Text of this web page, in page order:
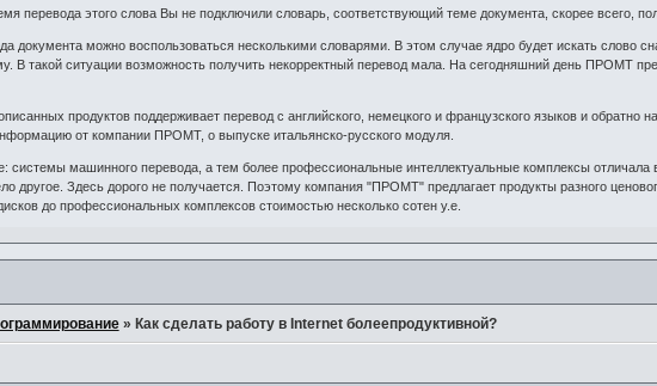
перевода этого слова Вы не подключили словарь, соответствующий теме документа, скорее всего,
документа можно воспользоваться несколькими словарями. В этом случае ядро будет искать слово
В такой ситуации возможность получить некорректный перевод мала. На сегодняшний день ПРОМТ
продуктов поддерживает перевод с английского, немецкого и французского языков и обратно
от компании ПРОМТ, о выпуске итальянско-русского модуля.
системы машинного перевода, а тем более профессиональные интеллектуальные комплексы
другое. Здесь дорого не получается. Поэтому компания "ПРОМТ" предлагает продукты разного
до профессиональных комплексов стоимостью несколько сотен у.е.
» Как сделать работу в Internet болеепродуктивной?